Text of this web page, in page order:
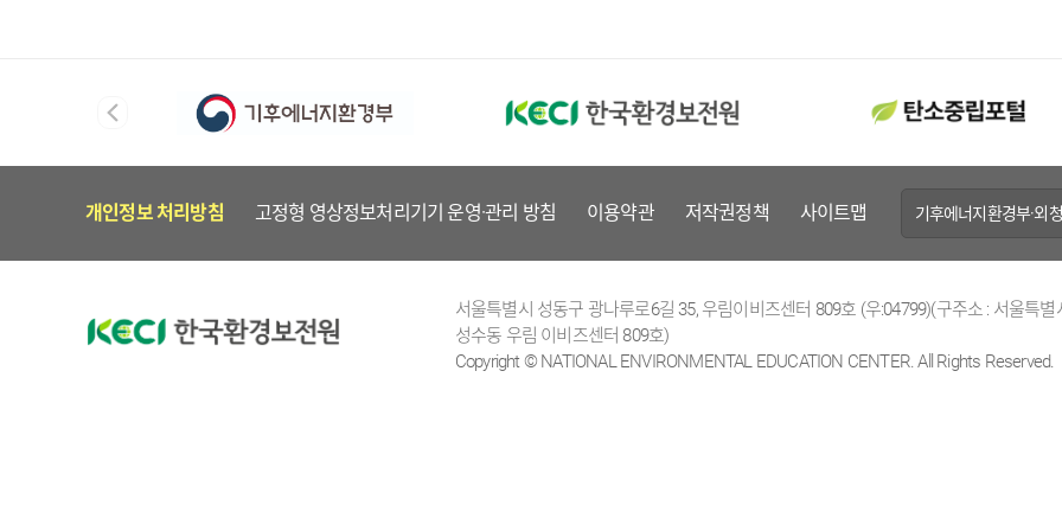
개인정보 처리방침 고정형 영상정보처리기기 운영·관리 방침 이용약관 저작권정책 사이트맵 기후에너지환경부·외
서울특별시 성동구 광나루로6길 35, 우림이비즈센터 809호 (우:04799)(구주소 : 서울특
성수동 우림 이비즈센터 809호)
Copyright © NATIONAL ENVIRONMENTAL EDUCATION CENTER. All Rights Reserved.